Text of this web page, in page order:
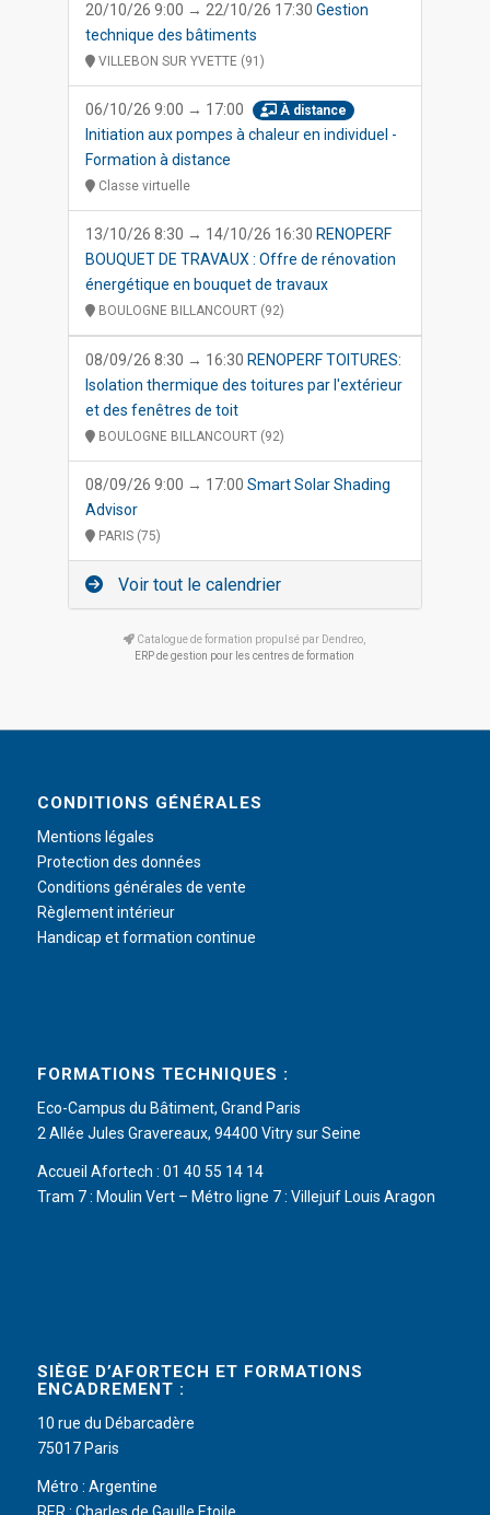
20/10/26 9:00 → 22/10/26 17:30Gestion
technique des bâtiments
VILLEBON SUR YVETTE (91)
06/10/26 9:00 → 17:00 À distance
Initiation aux pompes à chaleur en individuel -
Formation à distance
Classe virtuelle
13/10/26 8:30 → 14/10/26 16:30 RENOPERF
BOUQUET DE TRAVAUX : Offre de rénovation
énergétique en bouquet de travaux
BOULOGNE BILLANCOURT (92)
08/09/26 8:30 → 16:30 RENOPERF TOITURES:
Isolation thermique des toitures par l'extérieur
et des fenêtres de toit
BOULOGNE BILLANCOURT (92)
08/09/26 9:00 → 17:00Smart Solar Shading
Advisor
PARIS (75)
Voir tout le calendrier
Catalogue de formation propulsé par Dendreo,
ERP de gestion pour les centres de formation
CONDITIONS GÉNÉRALES
Mentions légales
Protection des données
Conditions générales de vente
Règlement intérieur
Handicap et formation continue
FORMATIONS TECHNIQUES :
Eco-Campus du Bâtiment, Grand Paris
2 Allée Jules Gravereaux, 94400 Vitry sur Seine
Accueil Afortech : 01 40 55 14 14
Tram 7 : Moulin Vert – Métro ligne 7 : Villejuif Louis Aragon
SIÈGE D’AFORTECH ET FORMATIONS
ENCADREMENT :
10 rue du Débarcadère
75017 Paris
Métro : Argentine
RER : Charles de Gaulle Etoile